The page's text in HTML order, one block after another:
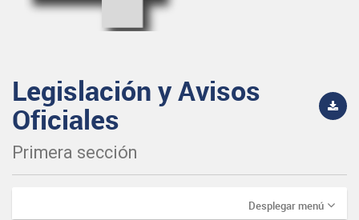
Legislación y Avisos
Oficiales
Primera sección
Desplegar menú